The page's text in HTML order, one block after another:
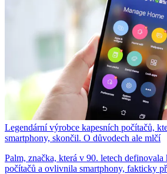
Legendární výrobce kapesních počítačů,
smartphony, skončil. O důvodech ale mlčí
Palm, značka, která v 90. letech definovala
počítačů a ovlivnila smartphony, fakticky